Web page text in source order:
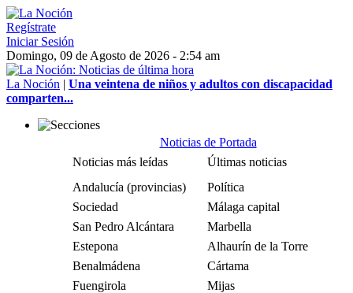
Regístrate
Iniciar Sesión
Domingo, 09 de Agosto de 2026 - 2:54 am
La Noción | Una veintena de niños y adultos con discapacidad
comparten...
Noticias de Portada
Noticias más leídas
Últimas noticias
Andalucía (provincias)
Política
Sociedad
Málaga capital
San Pedro Alcántara
Marbella
Estepona
Alhaurín de la Torre
Benalmádena
Cártama
Fuengirola
Mijas